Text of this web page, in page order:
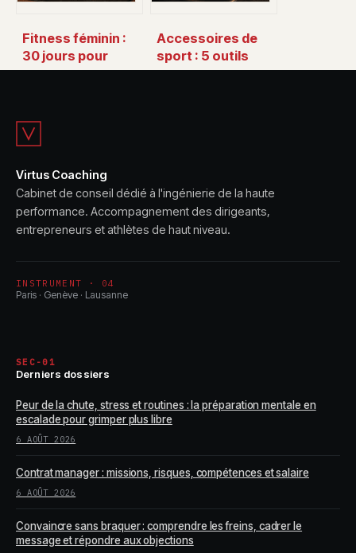
Fitness féminin :
30 jours pour
transformer sa
contraintes
Accessoires de
sport : 5 outils
indispensables
Virtus Coaching
Cabinet de conseil dédié à l'ingénierie de la haute
performance. Accompagnement des dirigeants,
entrepreneurs et athlètes de haut niveau.
INSTRUMENT · 04
Paris · Genève · Lausanne
SEC-01
Derniers dossiers
Peur de la chute, stress et routines : la préparation mentale en
escalade pour grimper plus libre
6 AOÛT 2026
Contrat manager : missions, risques, compétences et salaire
6 AOÛT 2026
Convaincre sans braquer : comprendre les freins, cadrer le
message et répondre aux objections